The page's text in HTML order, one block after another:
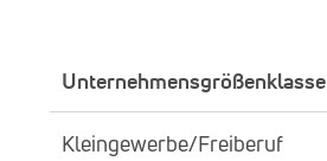
Unternehmensgrößenklasse
Kleingewerbe/Freiberuf